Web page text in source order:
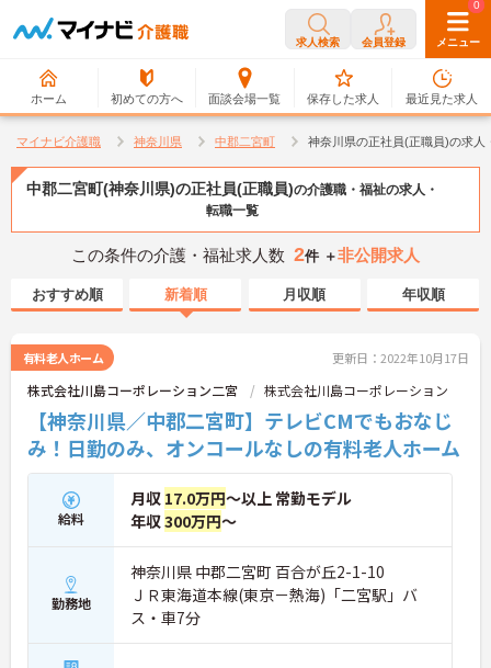
求人検索 会員登録 メニュー
ホーム 初めての方へ 面談会場一覧
0
保存した求人
0
最近見た求人
マイナビ介護職 神奈川県 中郡二宮町 神奈川県の正社員(正職員)の求人
中郡二宮町(神奈川県)の正社員(正職員)の介護職・福祉の求人・
転職一覧
この条件の介護・福祉求人数 2件 ＋非公開求人
おすすめ順 新着順 月収順 年収順
有料老人ホーム 更新日：2022年10月17日
株式会社川島コーポレーション二宮 株式会社川島コーポレーション
【神奈川県／中郡二宮町】テレビCMでもおなじ
み！日勤のみ、オンコールなしの有料老人ホーム
給料
月収 17.0万円～以上 常勤モデル
年収300万円～
勤務地
神奈川県 中郡二宮町 百合が丘2-1-10
ＪＲ東海道本線(東京－熱海)「二宮駅」バ
ス・車7分